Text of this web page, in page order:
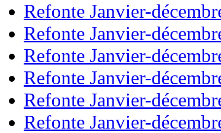
Refonte Janvier-
Refonte Janvier-
Refonte Janvier-
Refonte Janvier-
Refonte Janvier-
Refonte Janvier-